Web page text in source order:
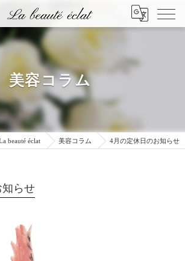
美容コラム
beauté éclat 美容コラム 4月の定休日のお知らせ
らせ